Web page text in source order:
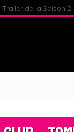
Trailer de la Saison